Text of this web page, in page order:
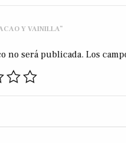
Y VAINILLA”
no será publicada. Los